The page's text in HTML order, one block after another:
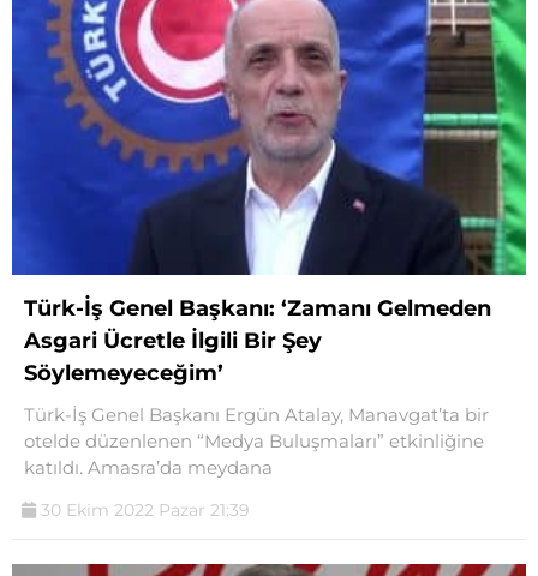
Türk-İş Genel Başkanı: ‘Zamanı Gelmeden
Asgari Ücretle İlgili Bir Şey
Söylemeyeceğim’
Türk-İş Genel Başkanı Ergün Atalay, Manavgat’ta bir
otelde düzenlenen “Medya Buluşmaları” etkinliğine
katıldı. Amasra’da meydana
30 Ekim 2022 Pazar 21:39